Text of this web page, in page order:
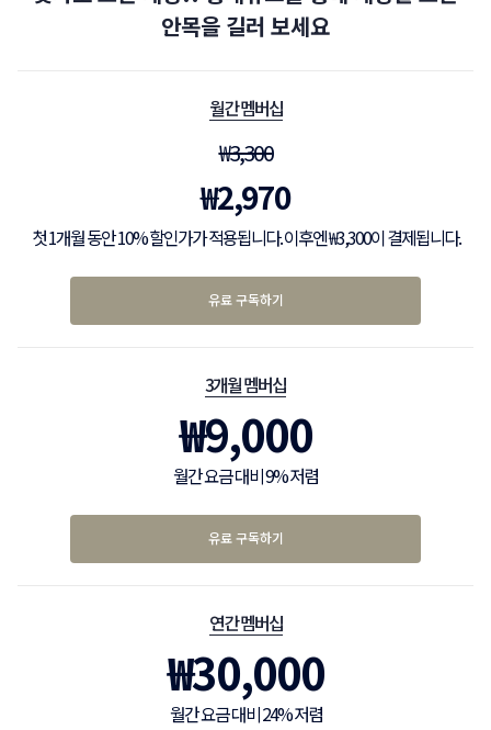
안목을 길러 보세요
월간 멤버십
₩3,300
₩2,970
첫 1개월 동안 10% 할인가가 적용됩니다. 이후엔 ₩3,300이 결제됩니다.
유료 구독하기
3개월 멤버십
₩9,000
월간 요금 대비 9% 저렴
유료 구독하기
연간 멤버십
₩30,000
월간 요금 대비 24% 저렴